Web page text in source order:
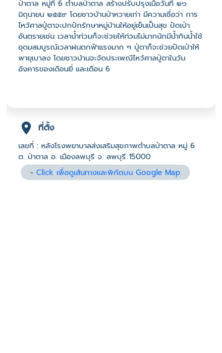
ป่าตาล หมู่ที่ 6 ตำบลป่าตาล สร้างปรับปรุงเมื่อวันที่ ๒๖
มิถุนายน ๒๕๕๙ โดยชาวบ้านป่าหวายเก่า มีความเชื่อว่า การ
ไหว้ศาลปู่ตาจะปกปักรักษาหมู่บ้านให้อยู่เย็นเป็นสุข ปัดเป่า
อันตรายเช่น เวลาน้ำท่วมก็จะช่วยให้ท่วมไม่มากนักมีน้ำกินน้ำใช้
อุดมสมบูรณ์เวลาฝนตกฟ้าแรงมาก ๆ ปู่ตาก็จะช่วยปัดเป่าให้
พายุเบาลง โดยชาวบ้านจะจัดประเพณีไหว้ศาลปู่ตาในวัน
อังคารของเดือนยี่ และเดือน 6
ที่ตั้ง
เลขที่ : หลังโรงพยาบาลส่งเสริมสุขภาพตำบลป่าตาล หมู่ 6
ต. ป่าตาล อ. เมืองลพบุรี จ. ลพบุรี 15000
-Click เพื่อดูเส้นทางและพิกัดบน Google Map